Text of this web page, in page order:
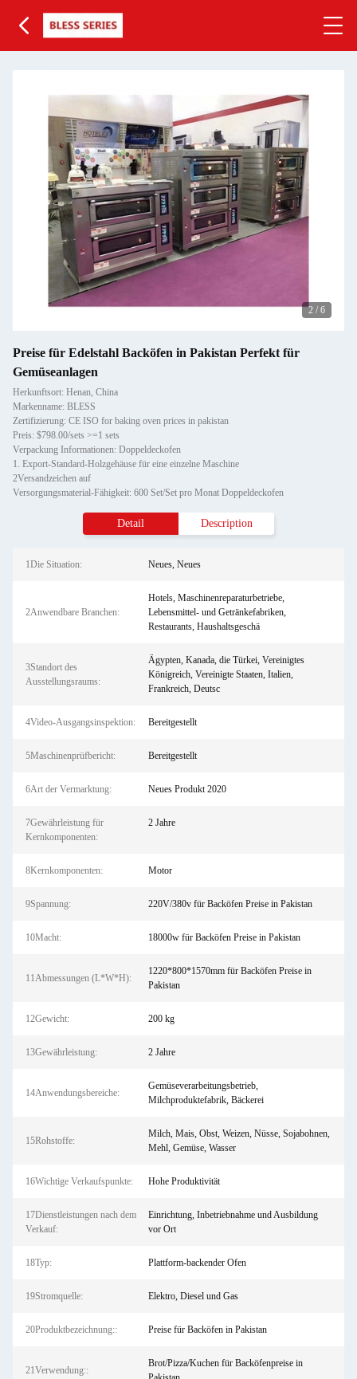
2 / 6
Preise für Edelstahl Backöfen in Pakistan Perfekt für
Gemüseanlagen
Herkunftsort: Henan, China
Markenname: BLESS
Zertifizierung: CE ISO for baking oven prices in pakistan
Preis: $798.00/sets >=1 sets
Verpackung Informationen: Doppeldeckofen
1. Export-Standard-Holzgehäuse für eine einzelne Maschine
2Versandzeichen auf
Versorgungsmaterial-Fähigkeit: 600 Set/Set pro Monat Doppeldeckofen
Detail Description
1Die Situation: Neues, Neues
2Anwendbare Branchen:
Hotels, Maschinenreparaturbetriebe,
Lebensmittel- und Getränkefabriken,
Restaurants, Haushaltsgeschä
3Standort des
Ausstellungsraums:
Ägypten, Kanada, die Türkei, Vereinigtes
Königreich, Vereinigte Staaten, Italien,
Frankreich, Deutsc
4Video-Ausgangsinspektion: Bereitgestellt
5Maschinenprüfbericht: Bereitgestellt
6Art der Vermarktung: Neues Produkt 2020
7Gewährleistung für
Kernkomponenten:
2 Jahre
8Kernkomponenten: Motor
9Spannung: 220V/380v für Backöfen Preise in Pakistan
10Macht: 18000w für Backöfen Preise in Pakistan
11Abmessungen (L*W*H):
1220*800*1570mm für Backöfen Preise in
Pakistan
12Gewicht: 200 kg
13Gewährleistung: 2 Jahre
14Anwendungsbereiche:
Gemüseverarbeitungsbetrieb,
Milchproduktefabrik, Bäckerei
15Rohstoffe:
Milch, Mais, Obst, Weizen, Nüsse, Sojabohnen,
Mehl, Gemüse, Wasser
16Wichtige Verkaufspunkte: Hohe Produktivität
17Dienstleistungen nach dem
Verkauf:
Einrichtung, Inbetriebnahme und Ausbildung
vor Ort
18Typ: Plattform-backender Ofen
19Stromquelle: Elektro, Diesel und Gas
20Produktbezeichnung:: Preise für Backöfen in Pakistan
21Verwendung::
Brot/Pizza/Kuchen für Backöfenpreise in